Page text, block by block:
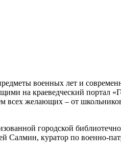
военных лет и
на краеведческий
желающих – от
городской
куратор по военно-